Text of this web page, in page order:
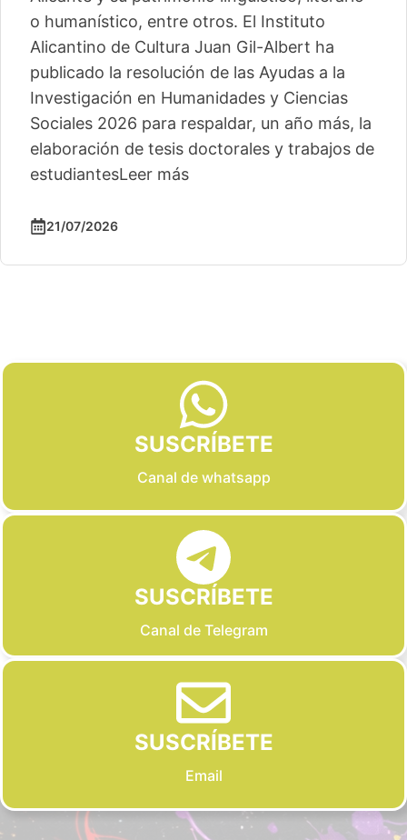
o humanístico, entre otros. El Instituto
Alicantino de Cultura Juan Gil-Albert ha
publicado la resolución de las Ayudas a la
Investigación en Humanidades y Ciencias
Sociales 2026 para respaldar, un año más, la
elaboración de tesis doctorales y trabajos de
estudiantesLeer más
21/07/2026
SUSCRÍBETE
Canal de whatsapp
SUSCRÍBETE
Canal de Telegram
SUSCRÍBETE
Email